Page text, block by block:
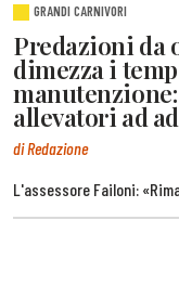
GRANDI CARNIVORI
Predazioni da
dimezza i
allevatori ad
di Redazione
L'assessore Failoni: